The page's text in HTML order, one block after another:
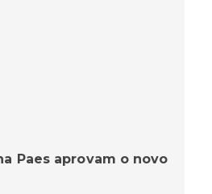
Paes aprovam o novo